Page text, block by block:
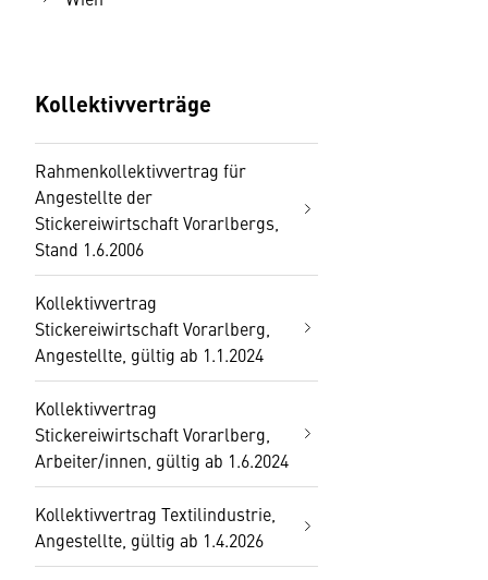
Kollektivverträge
Rahmenkollektivvertrag für
Angestellte der
Stickereiwirtschaft Vorarlbergs,
Stand 1.6.2006
Kollektivvertrag
Stickereiwirtschaft Vorarlberg,
Angestellte, gültig ab 1.1.2024
Kollektivvertrag
Stickereiwirtschaft Vorarlberg,
Arbeiter/innen, gültig ab 1.6.2024
Kollektivvertrag Textilindustrie,
Angestellte, gültig ab 1.4.2026